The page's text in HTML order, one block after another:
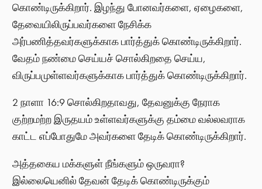
கொண்டிருக்கிறார். இழந்து போனவர்களை, ஏழைகளை,
தேவையிலிருப்பவர்களை நேசிக்க
அர்பணித்தவர்களுக்காக பார்த்துக் கொண்டிருக்கிறார்.
வேதம் நண்மை செய்யச் சொல்கிறதை செய்ய,
விருப்பமுள்ளவர்களுக்காக பார்த்துக் கொண்டிருக்கிறார்.
2 நாளா 16:9 சொல்கிறதாவது, தேவனுக்கு நேராக
குற்றமற்ற இருதயம் உள்ளவர்களுக்கு தம்மை வல்லவராக
காட்ட எப்போதுமே அவர்களை தேடிக் கொண்டிருக்கிறார்.
அத்தகைய மக்களுள் நீங்களும் ஒருவரா?
இல்லையெனில் தேவன் தேடிக் கொண்டிருக்கும்